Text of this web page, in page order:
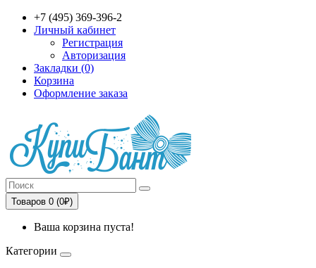
+7 (495) 369-396-2
Личный кабинет
Регистрация
Авторизация
Закладки (0)
Корзина
Оформление заказа
Товаров 0 (0₽)
Ваша корзина пуста!
Категории